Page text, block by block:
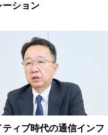
ーション
ティブ時代の通信インフ